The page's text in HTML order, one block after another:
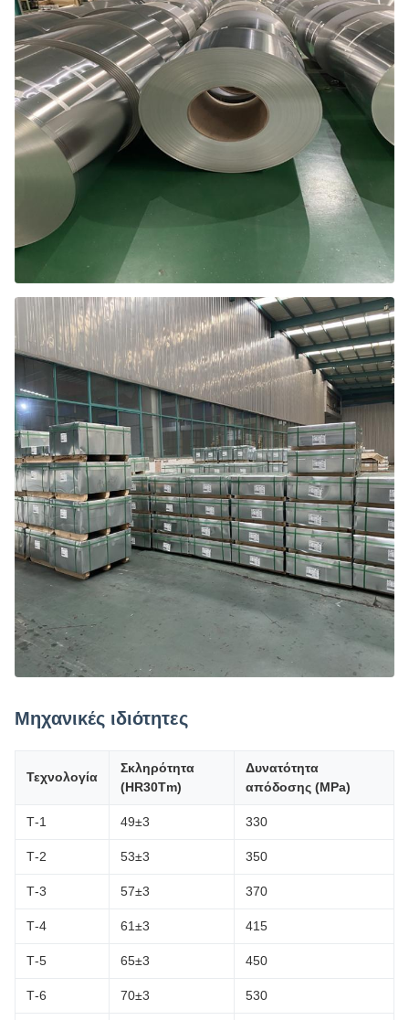
Μηχανικές ιδιότητες
Τεχνολογία
Σκληρότητα
(HR30Tm)
Δυνατότητα
απόδοσης (MPa)
Τ-1 49±3 330
Τ-2 53±3 350
Τ-3 57±3 370
Τ-4 61±3 415
Τ-5 65±3 450
Τ-6 70±3 530